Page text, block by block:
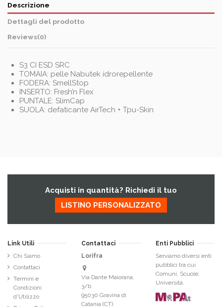
Descrizione
Dettagli del prodotto
Reviews(0)
S3 CI ESD SRC
TOMAIA: pelle Nabutek idrorepellente
FODERA: SmellStop
INSERTO: Fresh’n Flex
PUNTALE: SlimCap
SUOLA: defaticante AirTech + Tpu-Skin
Acquisti in quantità? Richiedi il tuo
LISTINO PERSONALIZZATO
Link Utili
Chi Siamo
Contattaci
Termini e
Condizioni
d'Utilizzo
Contattaci
Lorifra
Via Dante Maiorana,
3/b
95030 Gravina di
Catania (CT)
Enti Pubblici
Serviamo diversi enti
pubblici tra cui
Comuni, Scuole,
Università.